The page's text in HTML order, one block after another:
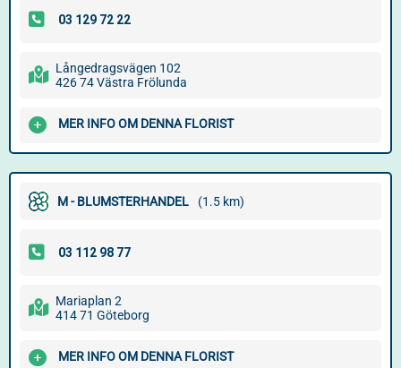
Långedragsvägen 102
426 74 Västra Frölunda
MER INFO OM DENNA FLORIST
M - BLUMSTERHANDEL (1.5 km)
Mariaplan 2
414 71 Göteborg
MER INFO OM DENNA FLORIST